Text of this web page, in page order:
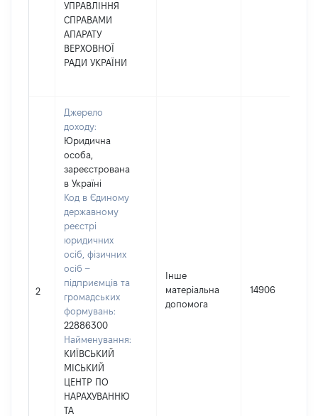
УПРАВЛІННЯ
СПРАВАМИ
АПАРАТУ
ВЕРХОВНОЇ
РАДИ УКРАЇНИ
2
Джерело
доходу:
Юридична
особа,
зареєстрована
в Україні
Код в Єдиному
державному
реєстрі
юридичних
осіб, фізичних
осіб –
підприємців та
громадських
формувань:
22886300
Найменування:
КИЇВСЬКИЙ
МІСЬКИЙ
ЦЕНТР ПО
НАРАХУВАННЮ
ТА
Інше
матеріальна
допомога
14906